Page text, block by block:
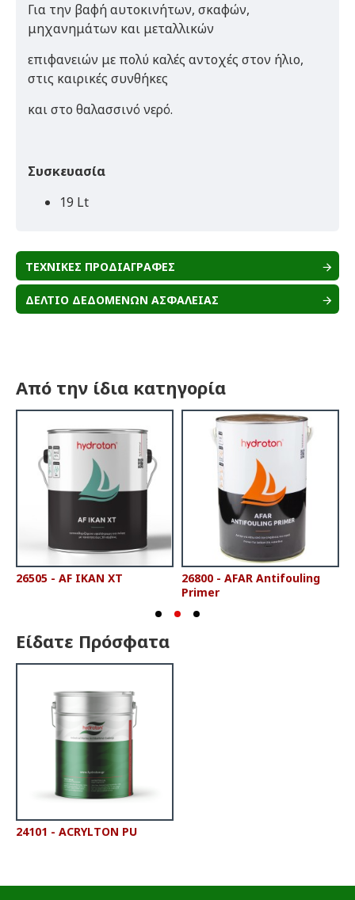
Για την βαφή αυτοκινήτων, σκαφών,
μηχανημάτων και μεταλλικών
επιφανειών με πολύ καλές αντοχές στον ήλιο,
στις καιρικές συνθήκες
και στο θαλασσινό νερό.
Συσκευασία
19 Lt
ΤΕΧΝΙΚΕΣ ΠΡΟΔΙΑΓΡΑΦΕΣ
ΔΕΛΤΙΟ ΔΕΔΟΜΕΝΩΝ ΑΣΦΑΛΕΙΑΣ
Από την ίδια κατηγορία
26505 - AF IKAN XT
26800 - AFAR Antifouling
Primer
Είδατε Πρόσφατα
24101 - ACRYLTON PU